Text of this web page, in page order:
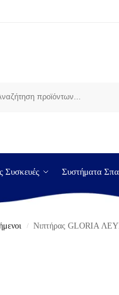
Συσκευές Συστήματα Σπα
/ Νιπτήρας GLORIA